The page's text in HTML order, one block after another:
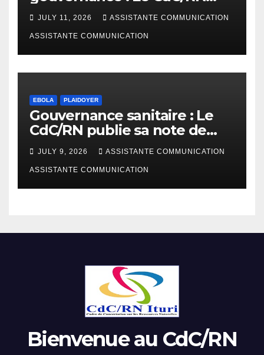
présente l’étude
d’AfreWatch sur les
disparités de rémunération
des institutions en RDC
JULY 11, 2026 ASSISTANTE COMMUNICATION
ASSISTANTE COMMUNICATION
EBOLA PLAIDOYER
Gouvernance sanitaire : Le
CdC/RN publie sa note de
plaidoyer sur la riposte Ebola
Bundibugyo
JULY 9, 2026 ASSISTANTE COMMUNICATION
ASSISTANTE COMMUNICATION
Bienvenue au CdC/RN